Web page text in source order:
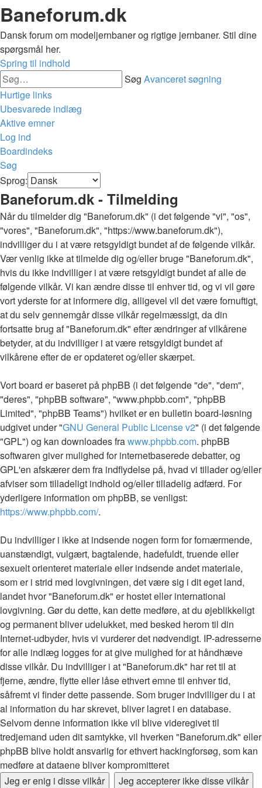
Baneforum.dk
Dansk forum om modeljernbaner og rigtige jernbaner. Stil dine
spørgsmål her.
Spring til indhold
Søg Avanceret søgning
Hurtige links
Ubesvarede indlæg
Aktive emner
Log ind
Boardindeks
Søg
Sprog:
Baneforum.dk - Tilmelding
Når du tilmelder dig "Baneforum.dk" (i det følgende "vi", "os",
"vores", "Baneforum.dk", "https://www.baneforum.dk"),
indvilliger du i at være retsgyldigt bundet af de følgende vilkår.
Vær venlig ikke at tilmelde dig og/eller bruge "Baneforum.dk",
hvis du ikke indvilliger i at være retsgyldigt bundet af alle de
følgende vilkår. Vi kan ændre disse til enhver tid, og vi vil gøre
vort yderste for at informere dig, alligevel vil det være fornuftigt,
at du selv gennemgår disse vilkår regelmæssigt, da din
fortsatte brug af "Baneforum.dk" efter ændringer af vilkårene
betyder, at du indvilliger i at være retsgyldigt bundet af
vilkårene efter de er opdateret og/eller skærpet.
Vort board er baseret på phpBB (i det følgende "de", "dem",
"deres", "phpBB software", "www.phpbb.com", "phpBB
Limited", "phpBB Teams") hvilket er en bulletin board-løsning
udgivet under "GNU General Public License v2" (i det følgende
"GPL") og kan downloades frawww.phpbb.com. phpBB
softwaren giver mulighed for internetbaserede debatter, og
GPL'en afskærer dem fra indflydelse på, hvad vi tillader og/eller
afviser som tilladeligt indhold og/eller tilladelig adfærd. For
yderligere information om phpBB, se venligst:
https://www.phpbb.com/.
Du indvilliger i ikke at indsende nogen form for fornærmende,
uanstændigt, vulgært, bagtalende, hadefuldt, truende eller
sexuelt orienteret materiale eller indsende andet materiale,
som er i strid med lovgivningen, det være sig i dit eget land,
landet hvor "Baneforum.dk" er hostet eller international
lovgivning. Gør du dette, kan dette medføre, at du øjeblikkeligt
og permanent bliver udelukket, med besked herom til din
Internet-udbyder, hvis vi vurderer det nødvendigt. IP-adresserne
for alle indlæg logges for at give mulighed for at håndhæve
disse vilkår. Du indvilliger i at "Baneforum.dk" har ret til at
fjerne, ændre, flytte eller låse ethvert emne til enhver tid,
såfremt vi finder dette passende. Som bruger indvilliger du i at
al information du har skrevet, bliver lagret i en database.
Selvom denne information ikke vil blive videregivet til
tredjemand uden dit samtykke, vil hverken "Baneforum.dk" eller
phpBB blive holdt ansvarlig for ethvert hackingforsøg, som kan
medføre at dataene bliver kompromitteret